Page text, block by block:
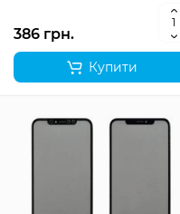
386 грн.
Купити